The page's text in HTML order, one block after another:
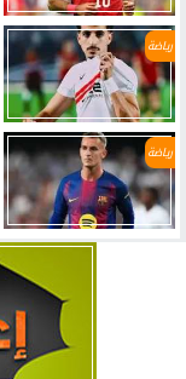
رياضة
رياضة